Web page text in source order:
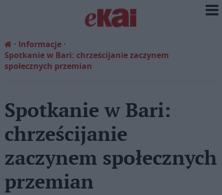
Informacje
Spotkanie w Bari: chrześcijanie zaczynem
społecznych przemian
Spotkanie w Bari:
chrześcijanie
zaczynem społecznych
przemian